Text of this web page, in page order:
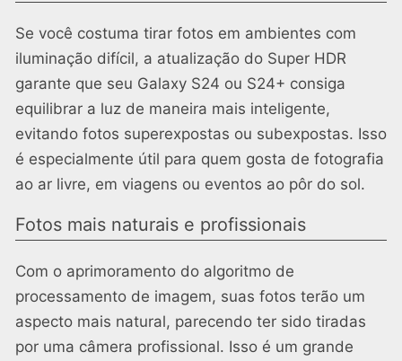
Se você costuma tirar fotos em ambientes com
iluminação difícil, a atualização do Super HDR
garante que seu Galaxy S24 ou S24+ consiga
equilibrar a luz de maneira mais inteligente,
evitando fotos superexpostas ou subexpostas. Isso
é especialmente útil para quem gosta de fotografia
ao ar livre, em viagens ou eventos ao pôr do sol.
Fotos mais naturais e profissionais
Com o aprimoramento do algoritmo de
processamento de imagem, suas fotos terão um
aspecto mais natural, parecendo ter sido tiradas
por uma câmera profissional. Isso é um grande